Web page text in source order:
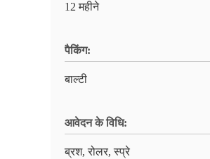
12 महीने
पैकिंग:
बाल्टी
आवेदन के विधि:
ब्रश, रोलर, स्प्रे